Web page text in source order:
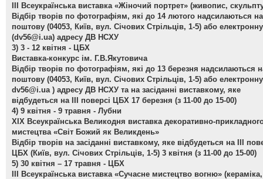
ІІІ Всеукраїнська виставка «Жіночий портрет» (живопис,
Відбір творів по фотографіям, які до 14 лютого надсилаються на
поштову (04053, Київ, вул. Січових Стрільців, 1-5) або електронну
(dv56@i.ua) адресу ДВ НСХУ
3) 3 - 12 квітня - ЦБХ
Виставка-конкурс ім. Г.В.Якутовича
Відбір творів по фотографіям, які до 13 березня надсилаються
поштову (04053, Київ, вул. Січових Стрільців, 1-5) або
dv56@i.ua ) адресу ДВ НСХУ та на засіданні виставкому, яке
відбудеться на ІІІ поверсі ЦБХ 17 березня (з 11-00 до 15-00)
4) 9 квітня - 9 травня - Лубни
ХІХ Всеукраїнська Великодня виставка декоративно-
мистецтва «Світ Божий як Великдень»
Відбір творів на засіданні виставкому, яке відбудеться на ІІІ
ЦБХ (Київ, вул. Січових Стрільців, 1-5) 3 квітня (з 11-00 до 15-00)
5) 30 квітня – 17 травня - ЦБХ
ІІІ Всеукраїнська виставка «Сучасне мистецтво вогню»